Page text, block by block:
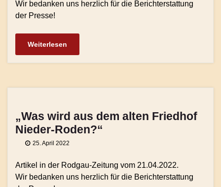
Wir bedanken uns herzlich für die Berichterstattung
der Presse!
Weiterlesen
„Was wird aus dem alten Friedhof
Nieder-Roden?“
25. April 2022
Artikel in der Rodgau-Zeitung vom 21.04.2022.
Wir bedanken uns herzlich für die Berichterstattung